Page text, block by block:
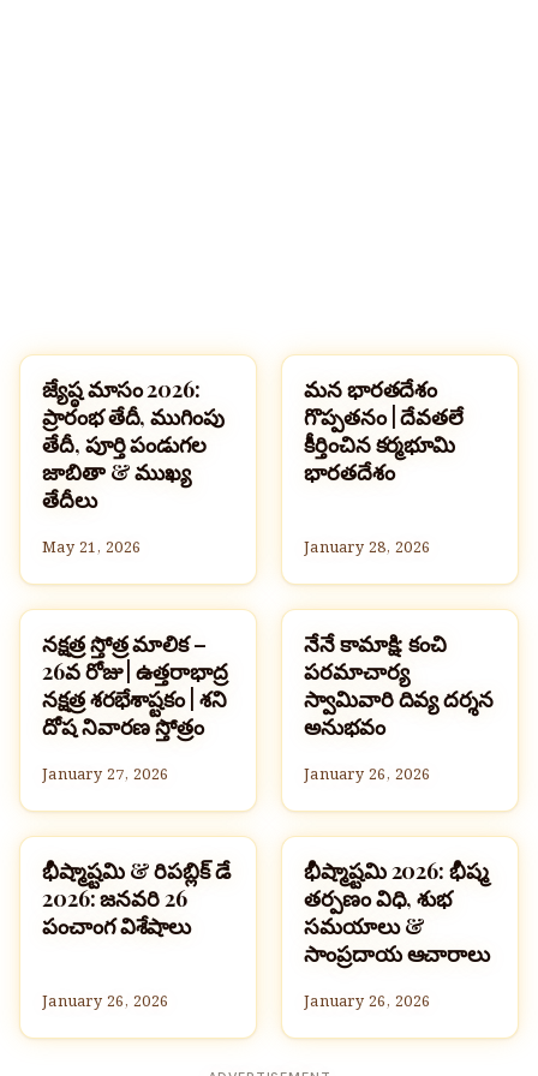
పండుగలు
జ్యేష్ఠ మాసం 2026:
ప్రారంభ తేదీ, ముగింపు
తేదీ, పూర్తి పండుగల
జాబితా & ముఖ్య
తేదీలు
May 21, 2026
సమాచారం మరియు సేకరణ
మన భారతదేశం
గొప్పతనం | దేవతలే
కీర్తించిన కర్మభూమి
భారతదేశం
January 28, 2026
సంప్రదాయాలు
నక్షత్ర స్తోత్ర మాలిక –
26వ రోజు | ఉత్తరాభాద్ర
నక్షత్ర శరభేశాష్టకం | శని
దోష నివారణ స్తోత్రం
January 27, 2026
సమాచారం మరియు సేకరణ
నేనే కామాక్షి: కంచి
పరమాచార్య
స్వామివారి దివ్య దర్శన
అనుభవం
January 26, 2026
సమాచారం మరియు సేకరణ
భీష్మాష్టమి & రిపబ్లిక్ డే
2026: జనవరి 26
పంచాంగ విశేషాలు
January 26, 2026
వార్తలు
భీష్మాష్టమి 2026: భీష్మ
తర్పణం విధి, శుభ
సమయాలు &
సాంప్రదాయ ఆచారాలు
January 26, 2026